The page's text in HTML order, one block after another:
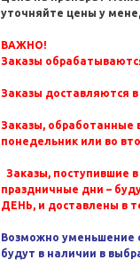
уточняйте цены у
ВАЖНО!
Заказы
Заказы доставляются
Заказы, обработанные
понедельник или во
Заказы, поступившие
праздничные дни –
ДЕНЬ, и доставлены в
Возможно уменьшение
будут в наличии в